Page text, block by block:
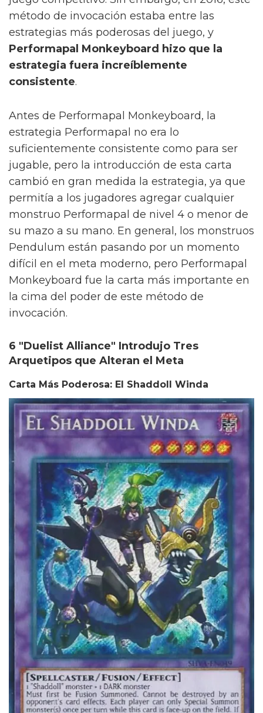
método de invocación estaba entre las
estrategias más poderosas del juego, y
Performapal Monkeyboard hizo que la
estrategia fuera increíblemente
consistente.
Antes de Performapal Monkeyboard, la
estrategia Performapal no era lo
suficientemente consistente como para ser
jugable, pero la introducción de esta carta
cambió en gran medida la estrategia, ya que
permitía a los jugadores agregar cualquier
monstruo Performapal de nivel 4 o menor de
su mazo a su mano. En general, los monstruos
Pendulum están pasando por un momento
difícil en el meta moderno, pero Performapal
Monkeyboard fue la carta más importante en
la cima del poder de este método de
invocación.
6 "Duelist Alliance" Introdujo Tres
Arquetipos que Alteran el Meta
Carta Más Poderosa: El Shaddoll Winda